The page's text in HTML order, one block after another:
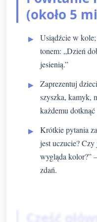
(około 5
Usiądźcie w
tonem: „Dzień
jesienią.”
Zaprezentuj
szyszka, kamyk,
każdemu
Krótkie pytania
jest uczucie?
wygląda kolor?”
zdań.
Część